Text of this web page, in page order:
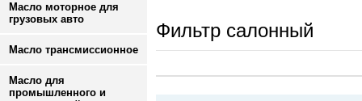
Масло моторное для
грузовых авто
Масло трансмиссионное
Масло для
промышленного и
Фильтр салонный